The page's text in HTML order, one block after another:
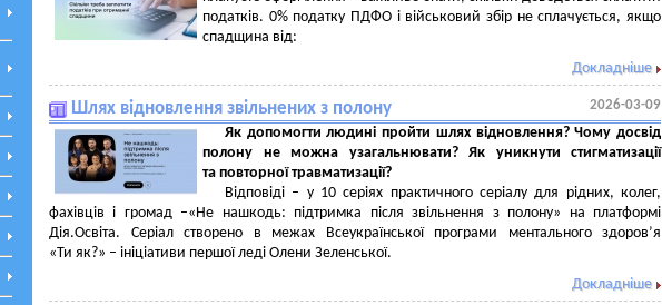
податків. 0% податку ПДФО і військовий збір не сплачується, якщо
спадщина від:
Докладніше
Шлях відновлення звільнених з полону 2026-03-09
Як допомогти людині пройти шлях відновлення? Чому досвід
полону не можна узагальнювати? Як уникнути стигматизації
та повторної травматизації?
Відповіді – у 10 серіях практичного серіалу для рідних, колег,
фахівців і громад –«Не нашкодь: підтримка після звільнення з полону» на платформі
Дія.Освіта. Серіал створено в межах Всеукраїнської програми ментального здоров’я
«Ти як?» – ініціативи першої леді Олени Зеленської.
Докладніше